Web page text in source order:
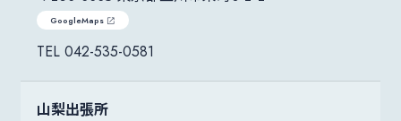
GoogleMaps
042-535-0581
山梨出張所